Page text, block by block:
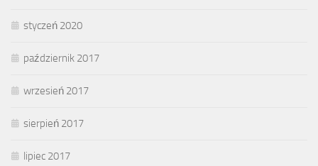
styczeń 2020
październik 2017
wrzesień 2017
sierpień 2017
lipiec 2017